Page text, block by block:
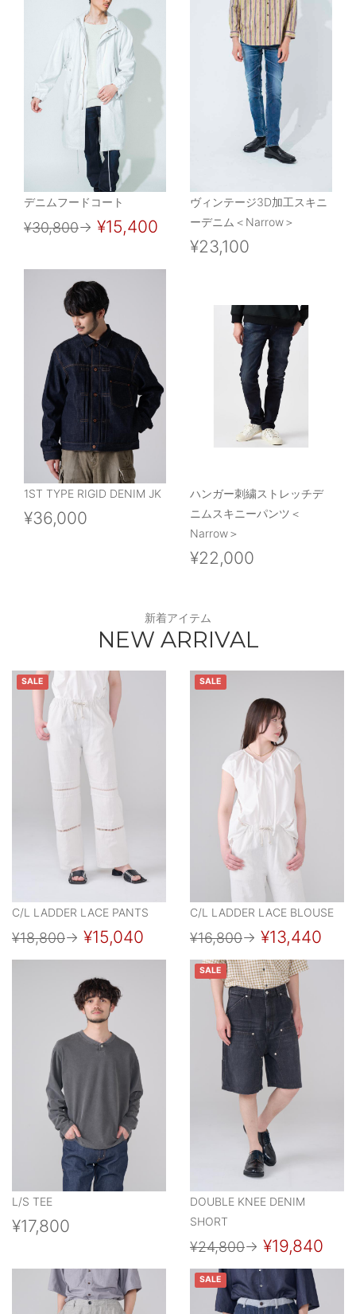
デニムフードコート
¥30,800→ ¥15,400
ヴィンテージ3D加工スキニ
ーデニム＜Narrow＞
¥23,100
1ST TYPE RIGID DENIM JK
¥36,000
ハンガー刺繍ストレッチデ
ニムスキニーパンツ＜
Narrow＞
¥22,000
新着アイテム
NEW ARRIVAL
SALE
C/L LADDER LACE PANTS
¥18,800→ ¥15,040
SALE
C/L LADDER LACE BLOUSE
¥16,800→ ¥13,440
L/S TEE
¥17,800
SALE
DOUBLE KNEE DENIM
SHORT
¥24,800→ ¥19,840
SALE